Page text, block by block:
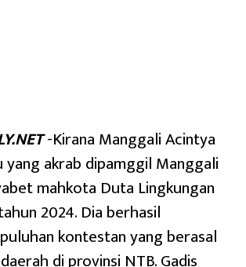
-Kirana Manggali Acintya
yang akrab dipamggil Manggali
mahkota Duta Lingkungan
2024. Dia berhasil
kontestan yang berasal
di provinsi NTB. Gadis